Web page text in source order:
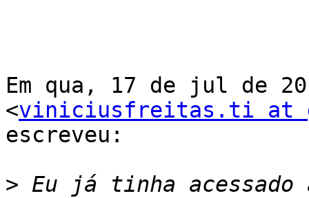
Em qua, 17 de jul de
<viniciusfreitas.ti at
escreveu:
> Eu já tinha acessado